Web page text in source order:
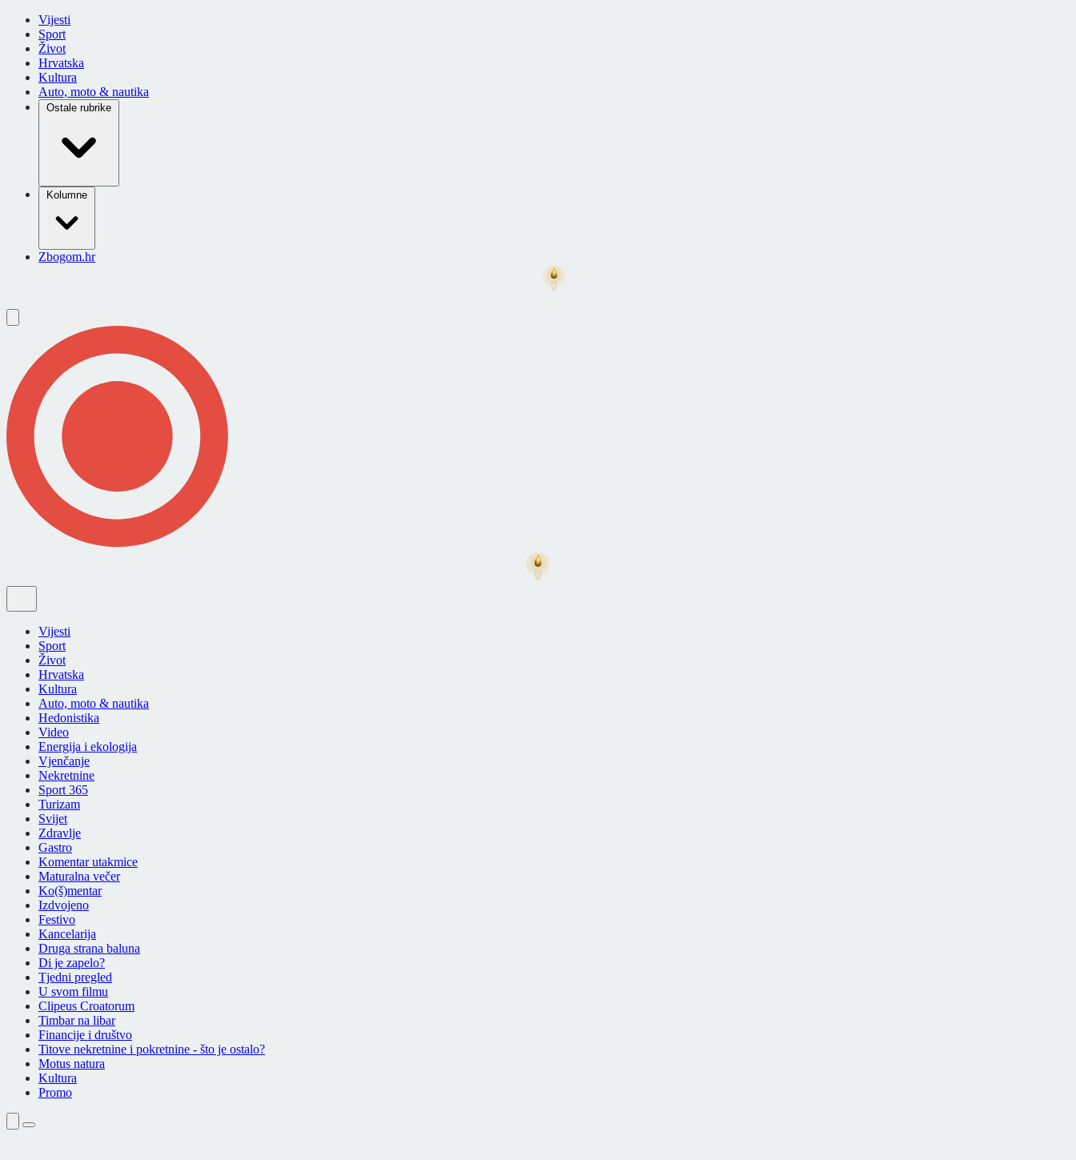
Vijesti
Sport
Život
Hrvatska
Kultura
Auto, moto & nautika
Ostale rubrike
Kolumne
Zbogom.hr
Vijesti
Sport
Život
Hrvatska
Kultura
Auto, moto & nautika
Hedonistika
Video
Energija i ekologija
Vjenčanje
Nekretnine
Sport 365
Turizam
Svijet
Zdravlje
Gastro
Komentar utakmice
Maturalna večer
Ko(š)mentar
Izdvojeno
Festivo
Kancelarija
Druga strana baluna
Di je zapelo?
Tjedni pregled
U svom filmu
Clipeus Croatorum
Timbar na libar
Financije i društvo
Titove nekretnine i pokretnine - što je ostalo?
Motus natura
Kultura
Promo